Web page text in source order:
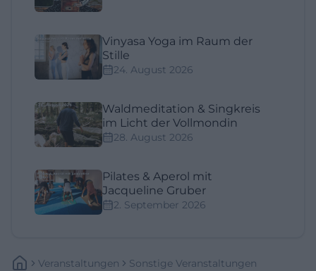
Vinyasa Yoga im Raum der
Stille
24. August 2026
Waldmeditation & Singkreis
im Licht der Vollmondin
28. August 2026
Pilates & Aperol mit
Jacqueline Gruber
2. September 2026
Veranstaltungen
Sonstige Veranstaltungen